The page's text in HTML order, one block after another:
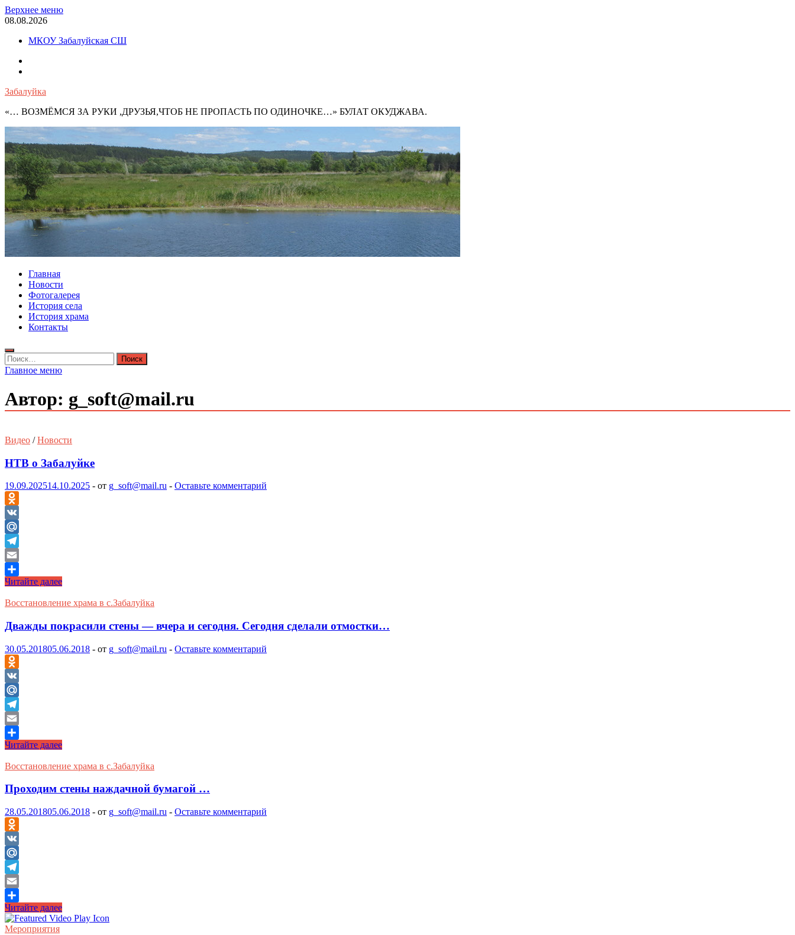
Перейти
к
Верхнее меню
08.08.2026
МКОУ Забалуйская СШ
Забалуйка
«… ВОЗМЁМСЯ ЗА РУКИ ,ДРУЗЬЯ,ЧТОБ НЕ ПРОПАСТЬ ПО ОДИНОЧКЕ…» БУЛАТ ОКУДЖАВА.
Главная
Новости
Фотогалерея
История села
История храма
Контакты
Найти:
Главное меню
Автор: g_soft@mail.ru
Видео /Новости
НТВ о Забалуйке
19.09.202514.10.2025 - от g_soft@mail.ru - Оставьте комментарий
Odnoklassniki
VK
Mail.Ru
Telegram
Email
Отправить
НТВ
Забалуйке
Читайте далее
Восстановление храма в с.Забалуйка
Дважды покрасили стены — вчера и сегодня. Сегодня сделали отмостки…
30.05.201805.06.2018 - от g_soft@mail.ru - Оставьте комментарий
Odnoklassniki
VK
Mail.Ru
Telegram
Email
Отправить
Дважды
стены
вчера
сегодня.
Сегодня
сделали
отмостки…
Читайте далее
Восстановление храма в с.Забалуйка
Проходим стены наждачной бумагой …
28.05.201805.06.2018 - от g_soft@mail.ru - Оставьте комментарий
Odnoklassniki
VK
Mail.Ru
Telegram
Email
Отправить
Проходим
стены
наждачной
Читайте далее
Мероприятия